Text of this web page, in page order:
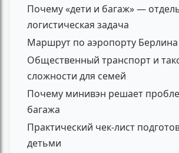
Почему «дети и багаж» —
логистическая задача
Маршрут по аэропорту Берлина
Общественный транспорт и
сложности для семей
Почему минивэн решает
багажа
Практический чек-лист
детьми